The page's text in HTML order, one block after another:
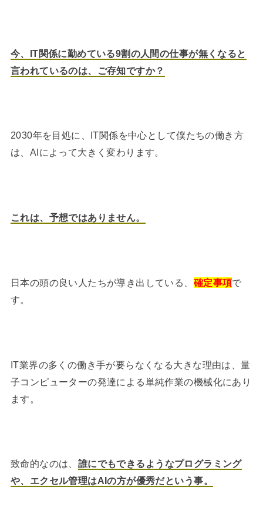
今、IT関係に勤めている9割の人間の仕事が無くなると
言われているのは、ご存知ですか？
2030年を目処に、IT関係を中心として僕たちの働き方
は、AIによって大きく変わります。
これは、予想ではありません。
日本の頭の良い人たちが導き出している、 確定事項で
す。
IT業界の多くの働き手が要らなくなる大きな理由は、量
子コンピューターの発達による単純作業の機械化にあり
ます。
致命的なのは、 誰にでもできるようなプログラミング
や、エクセル管理はAIの方が優秀だという事。